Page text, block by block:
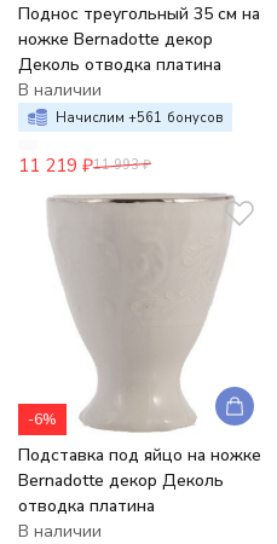
Поднос треугольный 35 см на
ножке Bernadotte декор
Деколь отводка платина
В наличии
Начислим +561 бонусов
11 219 ₽11 993 ₽
-6%
Подставка под яйцо на ножке
Bernadotte декор Деколь
отводка платина
В наличии